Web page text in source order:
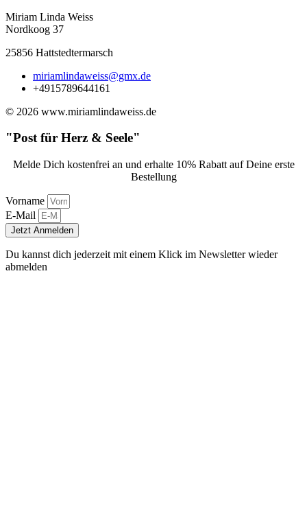
Miriam Linda Weiss
Nordkoog 37
25856 Hattstedtermarsch
miriamlindaweiss@gmx.de
+4915789644161
© 2026 www.miriamlindaweiss.de
"Post für Herz & Seele"
Melde Dich kostenfrei an und erhalte 10% Rabatt auf Deine erste
Bestellung
Vorname
E-Mail
Jetzt Anmelden
Du kannst dich jederzeit mit einem Klick im Newsletter wieder
abmelden